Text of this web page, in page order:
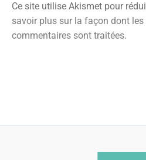
Ce site utilise Akismet pour
savoir plus sur la façon dont les
commentaires sont traitées.